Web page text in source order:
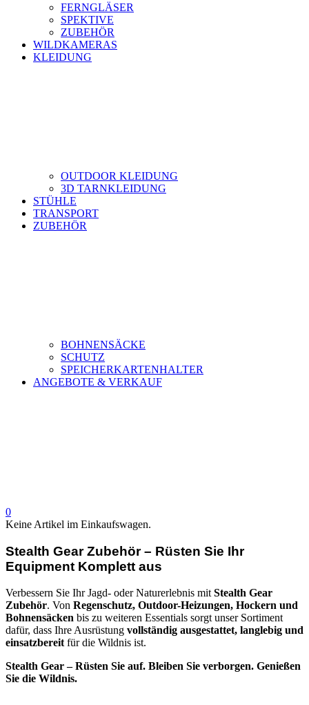
FERNGLÄSER
SPEKTIVE
ZUBEHÖR
WILDKAMERAS
KLEIDUNG
OUTDOOR KLEIDUNG
3D TARNKLEIDUNG
STÜHLE
TRANSPORT
ZUBEHÖR
BOHNENSÄCKE
SCHUTZ
SPEICHERKARTENHALTER
ANGEBOTE & VERKAUF
0
Keine Artikel im Einkaufswagen.
Stealth Gear Zubehör – Rüsten Sie Ihr
Equipment Komplett aus
Verbessern Sie Ihr Jagd- oder Naturerlebnis mit Stealth Gear
Zubehör. Von Regenschutz, Outdoor-Heizungen, Hockern und
Bohnensäcken bis zu weiteren Essentials sorgt unser Sortiment
dafür, dass Ihre Ausrüstung vollständig ausgestattet, langlebig und
einsatzbereit für die Wildnis ist.
Stealth Gear – Rüsten Sie auf. Bleiben Sie verborgen. Genießen
Sie die Wildnis.